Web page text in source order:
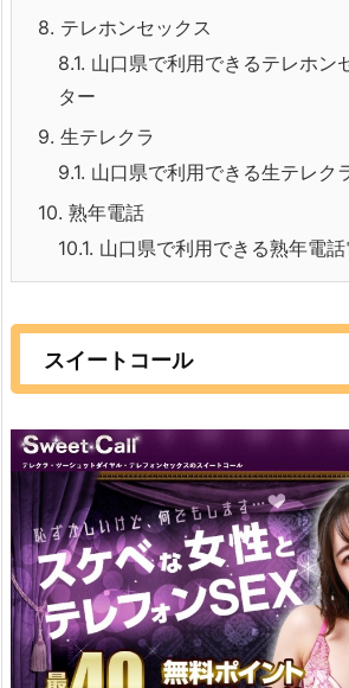
8. テレホンセックス
8.1. 山口県で利用できるテレホン
ター
9. 生テレクラ
9.1. 山口県で利用できる生テレク
10. 熟年電話
10.1. 山口県で利用できる熟年電
スイートコール